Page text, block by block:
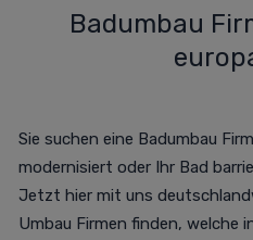
Badumbau
Sie suchen eine Badumbau
modernisiert oder Ihr Bad
Jetzt hier mit uns
Umbau Firmen finden, welche